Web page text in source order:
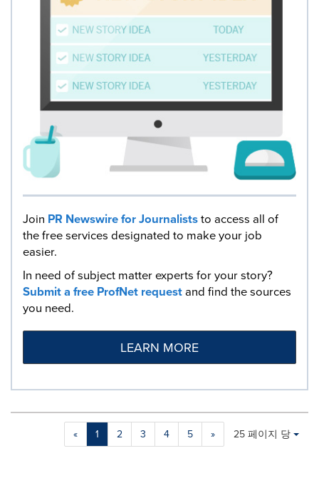
Join PR Newswire for Journaliststo access all of
the free services designated to make your job
easier.
In need of subject matter experts for your story?
Submit a free ProfNet requestand find the sources
you need.
LEARN MORE
« 1 2 3 4 5 »
Making
Items per page:
25 페이지 당